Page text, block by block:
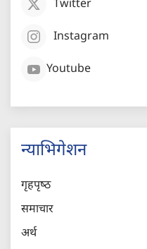
Twitter
Instagram
Youtube
न्याभिगेशन
गृहपृष्‍ठ
समाचार
अर्थ